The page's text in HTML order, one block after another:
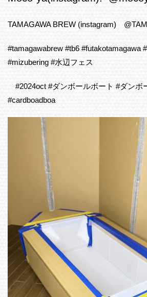
TAMAGAWA BREW (instagram)
#tamagawabrew #tb6 #futakotamagawa
#mizubering #水辺フェス
#2024oct #ダンボールボート #ダンボ
#cardboadboa